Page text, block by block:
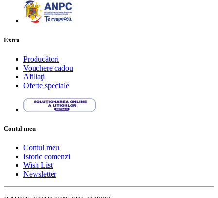
Extra
Producători
Vouchere cadou
Afiliaţi
Oferte speciale
Contul meu
Contul meu
Istoric comenzi
Wish List
Newsletter